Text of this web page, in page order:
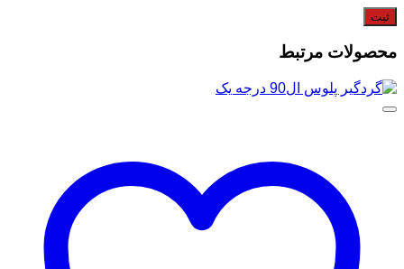
محصولات مرتبط